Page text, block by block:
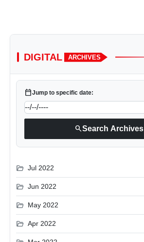
DIGITAL ARCHIVES
calendar_todayJump to specific date:
searchSearch Archives
folder_open Jul 2022
folder_open Jun 2022
folder_open May 2022
folder_open Apr 2022